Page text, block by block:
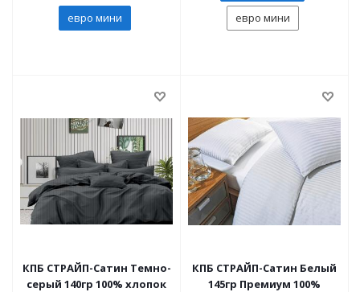
евро мини
евро мини
КПБ СТРАЙП-Сатин Темно-
серый 140гр 100% хлопок
КПБ СТРАЙП-Сатин Белый
145гр Премиум 100%